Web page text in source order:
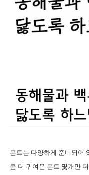
폰트는 다양하게 준비되어
좀 더 귀여운 폰트 몇개만